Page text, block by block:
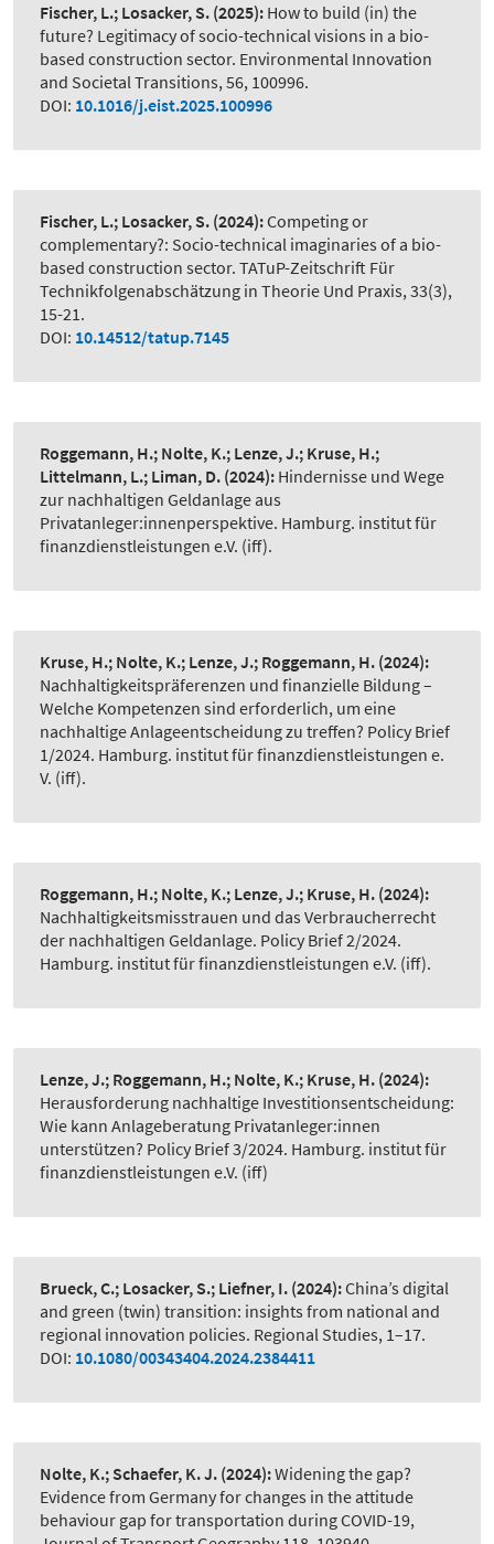
Fischer, L.; Losacker, S. (2025): How to build (in) the
future? Legitimacy of socio-technical visions in a bio-
based construction sector. Environmental Innovation
and Societal Transitions, 56, 100996.
DOI: 10.1016/j.eist.2025.100996
Fischer, L.; Losacker, S. (2024):Competing or
complementary?: Socio-technical imaginaries of a bio-
based construction sector. TATuP-Zeitschrift Für
Technikfolgenabschätzung in Theorie Und Praxis, 33(3),
15-21.
DOI: 10.14512/tatup.7145
Roggemann, H.; Nolte, K.; Lenze, J.; Kruse, H.;
Littelmann, L.; Liman, D. (2024): Hindernisse und Wege
zur nachhaltigen Geldanlage aus
Privatanleger:innenperspektive. Hamburg. institut für
finanzdienstleistungen e.V. (iff).
Kruse, H.; Nolte, K.; Lenze, J.; Roggemann, H. (2024):
Nachhaltigkeitspräferenzen und finanzielle Bildung –
Welche Kompetenzen sind erforderlich, um eine
nachhaltige Anlageentscheidung zu treffen? Policy Brief
1/2024. Hamburg. institut für finanzdienstleistungen e.
V. (iff).
Roggemann, H.; Nolte, K.; Lenze, J.; Kruse, H. (2024):
Nachhaltigkeitsmisstrauen und das Verbraucherrecht
der nachhaltigen Geldanlage. Policy Brief 2/2024.
Hamburg. institut für finanzdienstleistungen e.V. (iff).
Lenze, J.; Roggemann, H.; Nolte, K.; Kruse, H. (2024):
Herausforderung nachhaltige Investitionsentscheidung:
Wie kann Anlageberatung Privatanleger:innen
unterstützen? Policy Brief 3/2024. Hamburg. institut für
finanzdienstleistungen e.V. (iff)
Brueck, C.; Losacker, S.; Liefner, I. (2024):China’s digital
and green (twin) transition: insights from national and
regional innovation policies. Regional Studies, 1–17.
DOI: 10.1080/00343404.2024.2384411
Nolte, K.; Schaefer, K. J. (2024):Widening the gap?
Evidence from Germany for changes in the attitude
behaviour gap for transportation during COVID-19,